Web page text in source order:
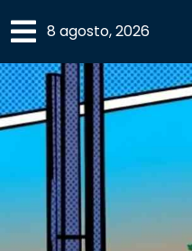
×
SECCIONES
ACADEMIA
CAMPUSUANL
COMUNIDADUANL
8 agosto, 2026